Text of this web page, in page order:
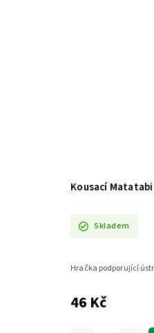
Kousací
Skladem
46 Kč
Hračka podporující